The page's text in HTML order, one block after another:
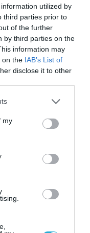
utilized by
third parties prior to
of the further
by third parties on the
information may
on the IAB’s List of
disclose it to other
or more Google
You may click to
third-party tags to
in below Google
my